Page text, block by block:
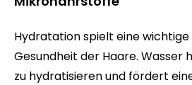
Hydratation spielt eine wichtige
Gesundheit der Haare. Wasser
zu hydratisieren und fördert